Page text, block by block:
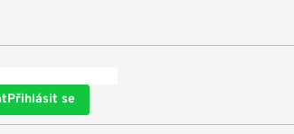
Přihlásit se